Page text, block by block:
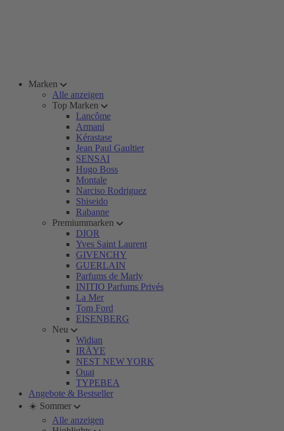
Marken
Alle anzeigen
Top Marken
Lancôme
Armani
Kérastase
Jean Paul Gaultier
SENSAI
Hugo Boss
Montale
Narciso Rodriguez
Shiseido
Rabanne
Premiummarken
DIOR
Yves Saint Laurent
GIVENCHY
GUERLAIN
Parfums de Marly
INITIO Parfums Privés
La Mer
Tom Ford
EISENBERG
Neu
Widian
IRÄYE
NEST NEW YORK
Ouai
TYPEBEA
Angebote & Bestseller
☀️ Sommer
Alle anzeigen